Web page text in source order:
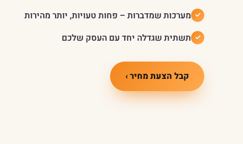
מערכות שמדברות – פחות טעויות, יותר מהירות
תשתית שגדלה יחד עם העסק שלכם
קבל הצעת מחיר ›